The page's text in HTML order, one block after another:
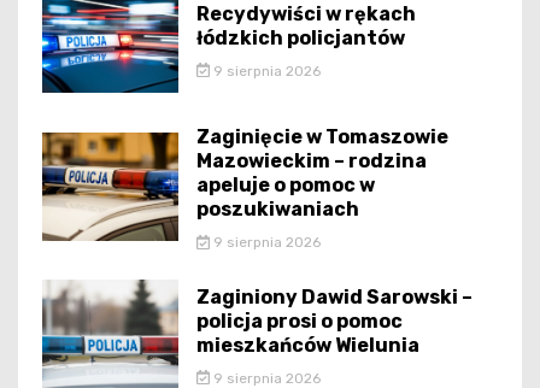
Recydywiści w rękach
łódzkich policjantów
9 sierpnia 2026
Zaginięcie w Tomaszowie
Mazowieckim – rodzina
apeluje o pomoc w
poszukiwaniach
9 sierpnia 2026
Zaginiony Dawid Sarowski –
policja prosi o pomoc
mieszkańców Wielunia
9 sierpnia 2026